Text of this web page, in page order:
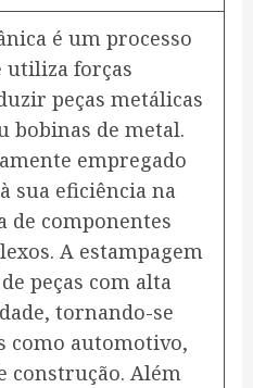
é um processo
utiliza forças
peças metálicas
bobinas de metal.
empregado
sua eficiência na
de componentes
A estampagem
peças com alta
tornando-se
como automotivo,
construção. Além